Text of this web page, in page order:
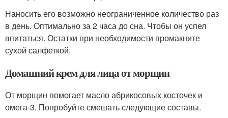
Наносить его возможно неограниченное количество раз
в день. Оптимально за 2 часа до сна. Чтобы он успел
впитаться. Остатки при необходимости промакните
сухой салфеткой.
Домашний крем для лица от морщин
От морщин помогает масло абрикосовых косточек и
омега-3. Попробуйте смешать следующие составы.